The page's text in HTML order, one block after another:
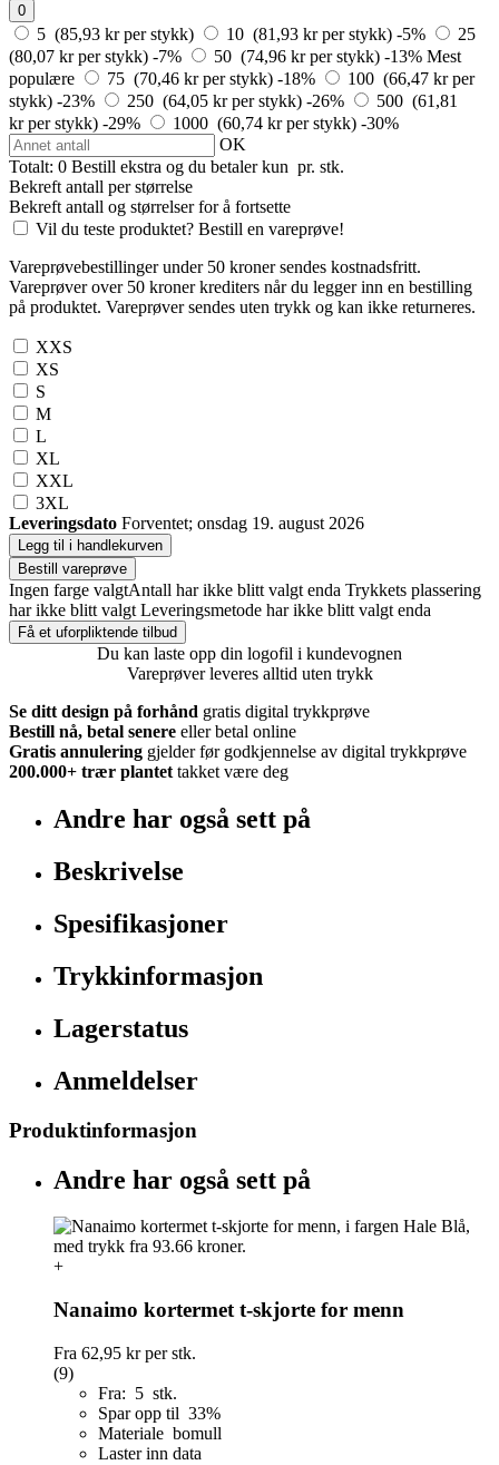
0
5 (85,93 kr per stykk) 10 (81,93 kr per stykk) -5%
25
(80,07 kr per stykk) -7% 50 (74,96 kr per stykk) -13% Mest
populære
75 (70,46 kr per stykk) -18%
100 (66,47 kr per
stykk) -23% 250 (64,05 kr per stykk) -26%
500 (61,81
kr per stykk) -29% 1000 (60,74 kr per stykk) -30%
OK
Totalt: 0 Bestill ekstra og du betaler kun pr. stk.
Bekreft antall per størrelse
Bekreft antall og størrelser for å fortsette
Vil du teste produktet? Bestill en vareprøve!
Vareprøvebestillinger under 50 kroner sendes kostnadsfritt.
Vareprøver over 50 kroner krediters når du legger inn en bestilling
på produktet. Vareprøver sendes uten trykk og kan ikke returneres.
XXS
XS
S
M
L
XL
XXL
3XL
Leveringsdato Forventet; onsdag 19. august 2026
Legg til i handlekurven
Bestill vareprøve
Ingen farge valgtAntall har ikke blitt valgt enda Trykkets plassering
har ikke blitt valgt Leveringsmetode har ikke blitt valgt enda
Få et uforpliktende tilbud
Du kan laste opp din logofil i kundevognen
Vareprøver leveres alltid uten trykk
Se ditt design på forhånd gratis digital trykkprøve
Bestill nå, betal senere eller betal online
Gratis annulering gjelder før godkjennelse av digital trykkprøve
200.000+ trær plantet takket være deg
Andre har også sett på
Beskrivelse
Spesifikasjoner
Trykkinformasjon
Lagerstatus
Anmeldelser
Produktinformasjon
Andre har også sett på
+
Nanaimo kortermet t-skjorte for menn
Fra 62,95 krper stk.
(9)
Fra: 5 stk.
Spar opp til 33%
Materiale bomull
Laster inn data